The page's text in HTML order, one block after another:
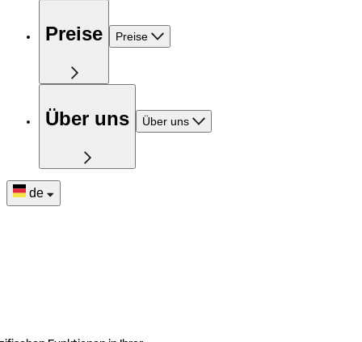
Preise Preise
Über uns Über uns
de